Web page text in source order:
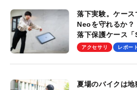
落下実験。ケー
Neoを守れるか？
落下保護ケース
Ultra」を検証。
適！
アクセサリ レポート
夏場のバイクは地